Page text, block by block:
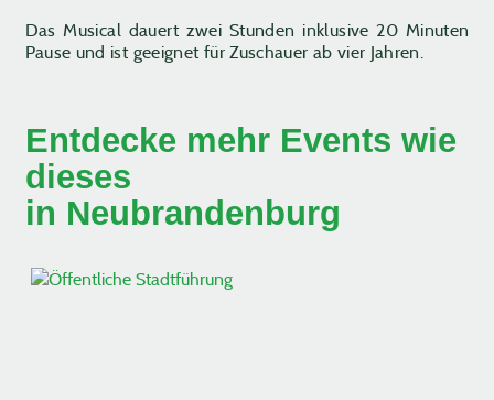
Das Musical dauert zwei Stunden inklusive 20 Minuten
Pause und ist geeignet für Zuschauer ab vier Jahren.
Entdecke mehr Events wie
dieses
in Neubrandenburg